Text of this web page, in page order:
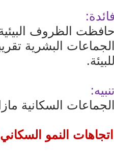
فائدة:
حافظت الظروف
الجماعات البشرية
للبيئة.
تنبيه:
الجماعات السكانية
اتجاهات النمو